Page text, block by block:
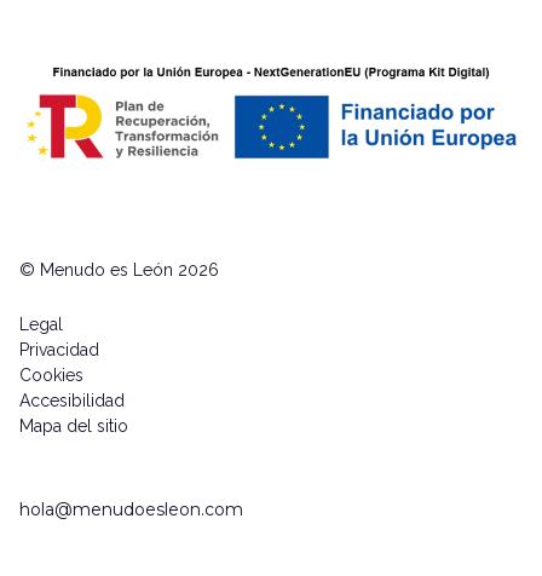
© Menudo es León 2026
Legal
Privacidad
Cookies
Accesibilidad
Mapa del sitio
hola@menudoesleon.com